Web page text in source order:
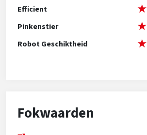
Efficient ★
Pinkenstier ★
Robot Geschiktheid ★
Fokwaarden